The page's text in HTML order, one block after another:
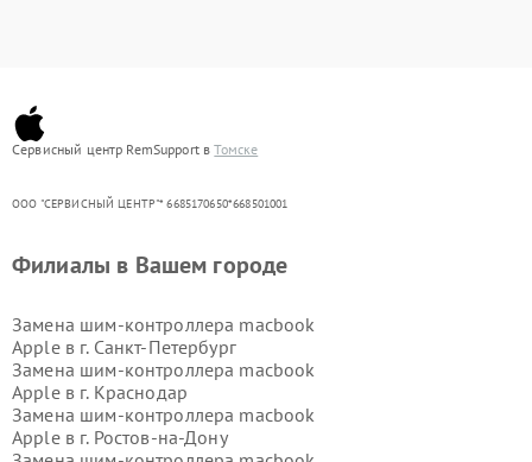
Сервисный центр RemSupport вТомске
ООО "СЕРВИСНЫЙ ЦЕНТР"* 6685170650*668501001
Филиалы в Вашем городе
Замена шим-контроллера macbook
Apple в г. Санкт-Петербург
Замена шим-контроллера macbook
Apple в г. Краснодар
Замена шим-контроллера macbook
Apple в г. Ростов-на-Дону